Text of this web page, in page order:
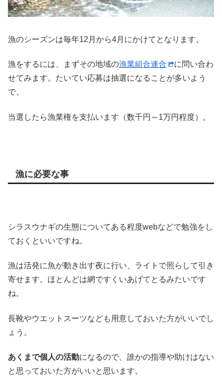
漁のシーズンは毎年12月から4月にかけてとなります。
漁をするには、まずその地域の漁業組合連合
に問い合わ
せてみます。たいてい応募は抽選になることが多いよう
で、
当選したら漁業権を支払います（数千円～1万円程度）。
漁に必要な事
シラスウナギの生態についてある程度webなどで勉強をし
ておくといいですね。
漁は活発に魚が動き出す夜に行い、ライトで照らして引き
寄せます。ほとんどは網ですくいあげてとるみたいです
ね。
長靴やウエットスーツなども用意しておいた方がいいでし
ょう。
あくまで個人の活動になるので、誰かの指導や助けはない
と思っておいた方がいいと思います。